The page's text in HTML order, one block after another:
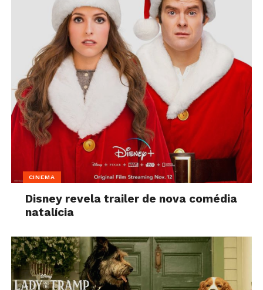
CINEMA
Disney revela trailer de nova comédia
natalícia